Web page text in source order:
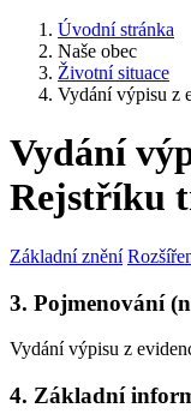
Úvodní stránka
Naše obec
Životní situace
Vydání výpisu z
Vydání
Rejstříku
Základní znění
3. Pojmenování
Vydání výpisu z
4. Základní